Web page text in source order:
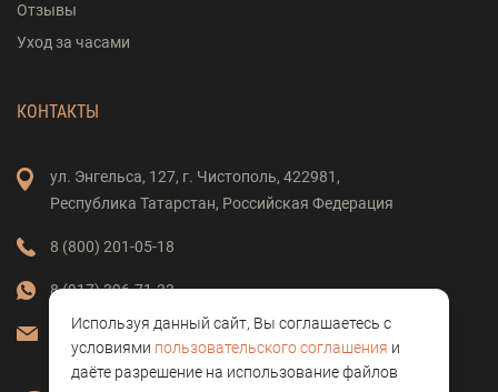
Отзывы
Уход за часами
КОНТАКТЫ
ул. Энгельса, 127, г. Чистополь, 422981,
Республика Татарстан, Российская Федерация
8 (800) 201-05-18
8 (917) 396-71-33
vostok-clock@mail.ru
Используя данный сайт, Вы соглашаетесь с
условиями пользовательского соглашения и
даёте разрешение на использование файлов